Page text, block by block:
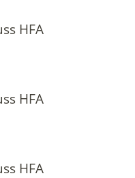
HFA
HFA
HFA